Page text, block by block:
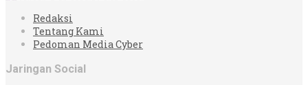
Redaksi
Tentang Kami
Pedoman Media Cyber
Jaringan Social